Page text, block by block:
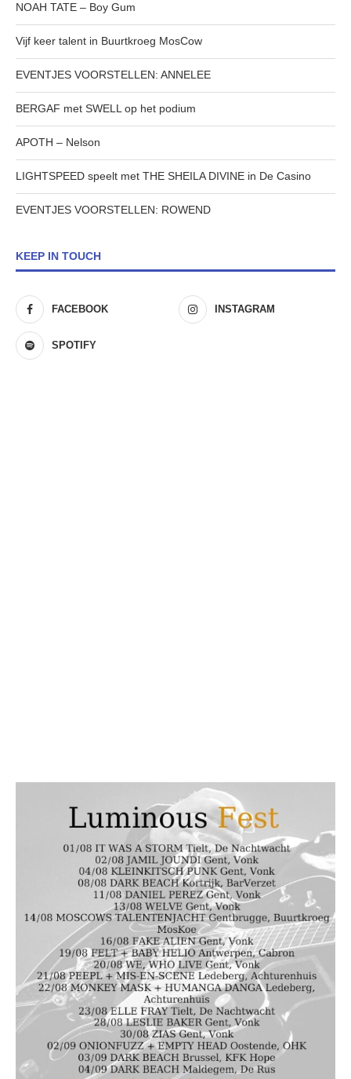
NOAH TATE – Boy Gum
Vijf keer talent in Buurtkroeg MosCow
EVENTJES VOORSTELLEN: ANNELEE
BERGAF met SWELL op het podium
APOTH – Nelson
LIGHTSPEED speelt met THE SHEILA DIVINE in De Casino
EVENTJES VOORSTELLEN: ROWEND
KEEP IN TOUCH
FACEBOOK INSTAGRAM
SPOTIFY